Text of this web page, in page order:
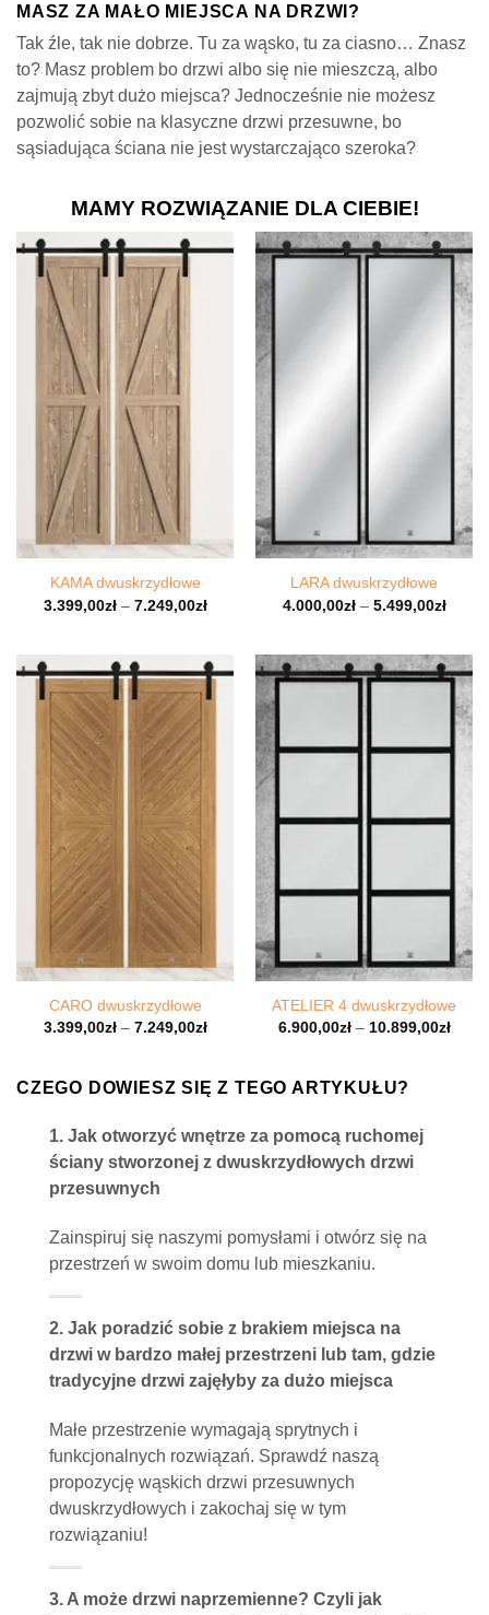
MASZ ZA MAŁO MIEJSCA NA DRZWI?
Tak źle, tak nie dobrze. Tu za wąsko, tu za ciasno… Znasz
to? Masz problem bo drzwi albo się nie mieszczą, albo
zajmują zbyt dużo miejsca? Jednocześnie nie możesz
pozwolić sobie na klasyczne drzwi przesuwne, bo
sąsiadująca ściana nie jest wystarczająco szeroka?
MAMY ROZWIĄZANIE DLA CIEBIE!
KAMA dwuskrzydłowe
3.399,00zł– 7.249,00zł
LARA dwuskrzydłowe
4.000,00zł– 5.499,00zł
CARO dwuskrzydłowe
3.399,00zł– 7.249,00zł
ATELIER 4 dwuskrzydłowe
6.900,00zł– 10.899,00zł
CZEGO DOWIESZ SIĘ Z TEGO ARTYKUŁU?
1. Jak otworzyć wnętrze za pomocą ruchomej
ściany stworzonej z dwuskrzydłowych drzwi
przesuwnych
Zainspiruj się naszymi pomysłami i otwórz się na
przestrzeń w swoim domu lub mieszkaniu.
2. Jak poradzić sobie z brakiem miejsca na
drzwi w bardzo małej przestrzeni lub tam, gdzie
tradycyjne drzwi zajęłyby za dużo miejsca
Małe przestrzenie wymagają sprytnych i
funkcjonalnych rozwiązań. Sprawdź naszą
propozycję wąskich drzwi przesuwnych
dwuskrzydłowych i zakochaj się w tym
rozwiązaniu!
3. A może drzwi naprzemienne? Czyli jak